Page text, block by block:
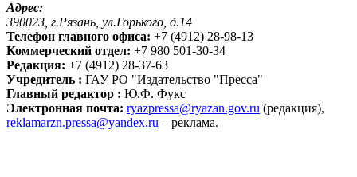
Адрес:
390023, г.Рязань, ул.Горького, д.14
Телефон главного офиса: +7 (4912) 28-98-13
Коммерческий отдел: +7 980 501-30-34
Редакция: +7 (4912) 28-37-63
Учредитель : ГАУ РО "Издательство "Пресса"
Главный редактор : Ю.Ф. Фукс
Электронная почта: ryazpressa@ryazan.gov.ru (редакция),
reklamarzn.pressa@yandex.ru – реклама.